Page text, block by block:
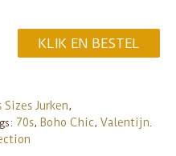
KLIK EN BESTEL
Sizes Jurken,
70s, Boho Chic, Valentijn.